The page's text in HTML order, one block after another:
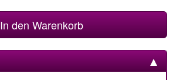
In den Warenkorb